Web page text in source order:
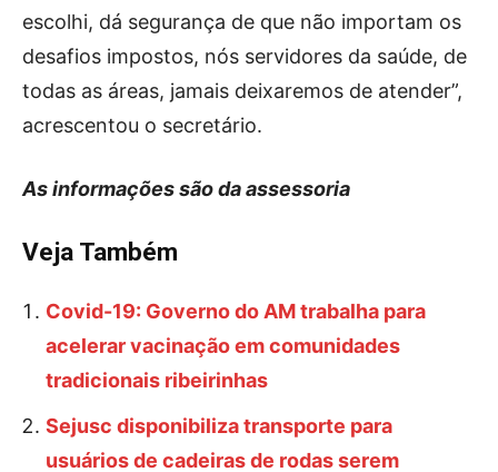
escolhi, dá segurança de que não importam os
desafios impostos, nós servidores da saúde, de
todas as áreas, jamais deixaremos de atender”,
acrescentou o secretário.
As informações são da assessoria
Veja Também
Covid-19: Governo do AM trabalha para
acelerar vacinação em comunidades
tradicionais ribeirinhas
Sejusc disponibiliza transporte para
usuários de cadeiras de rodas serem